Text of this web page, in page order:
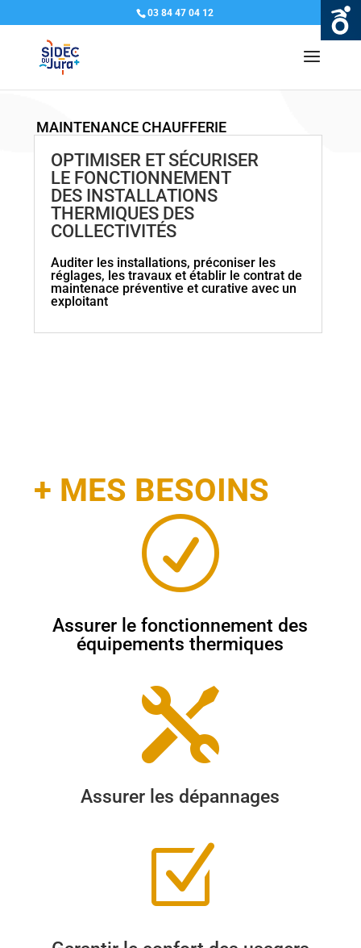
03 84 47 04 12
MAINTENANCE CHAUFFERIE
OPTIMISER ET SÉCURISER
LE FONCTIONNEMENT
DES INSTALLATIONS
THERMIQUES DES
COLLECTIVITÉS
Auditer les installations, préconiser les
réglages, les travaux et établir le contrat de
maintenace préventive et curative avec un
exploitant
+ MES BESOINS
R
Assurer le fonctionnement des
équipements thermiques

Assurer les dépannages
Z